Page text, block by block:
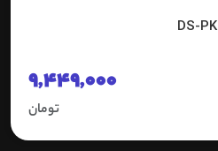
9,449,000
تومان